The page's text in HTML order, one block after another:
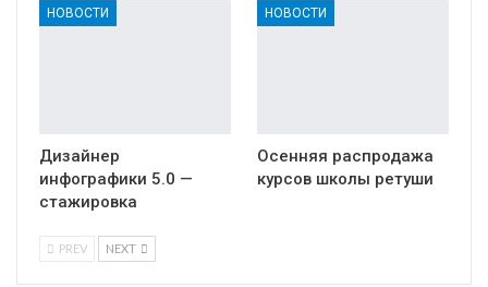
НОВОСТИ
Дизайнер
инфографики 5.0 —
стажировка
НОВОСТИ
Осенняя распродажа
курсов школы ретуши
PREV NEXT